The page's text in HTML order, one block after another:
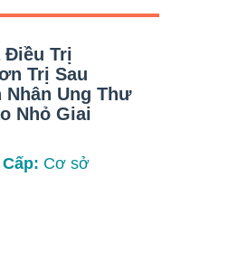
Điều Trị
Trị Sau
Nhân Ung Thư
Nhỏ Giai
Cấp: Cơ sở